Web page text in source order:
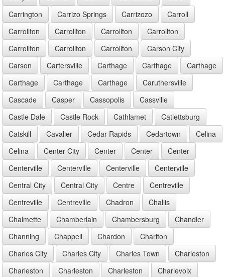
Carrington
Carrizo Springs Carrizozo
Carroll
Carrollton
Carrollton Carrollton
Carrollton
Carrollton
Carrollton Carrollton
Carson City
Carson
Cartersville Carthage Carthage
Carthage
Carthage
Carthage Carthage
Caruthersville
Cascade
Casper Cassopolis
Cassville
Castle Dale
Castle Rock Cathlamet
Catlettsburg
Catskill
Cavalier Cedar Rapids Cedartown
Celina
Celina
Center City Center Center
Center
Centerville
Centerville Centerville
Centerville
Central City
Central City Centre
Centreville
Centreville
Centreville Chadron
Challis
Chalmette
Chamberlain Chambersburg
Chandler
Channing
Chappell Chardon
Chariton
Charles City
Charles City Charles Town
Charleston
Charleston
Charleston Charleston
Charlevoix